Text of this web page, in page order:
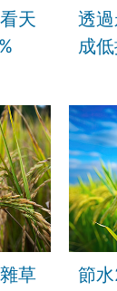
天
透
成
草
節